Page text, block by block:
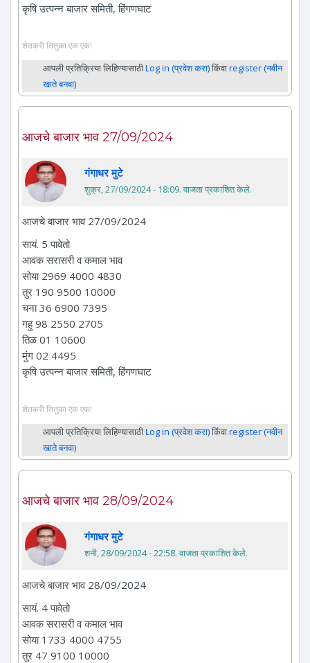
कृषि उत्पन्न बाजार समिती, हिंगणघाट
शेतकरी तितुका एक एक!
आपली प्रतिक्रिया लिहिण्यासाठीLog in (प्रवेश करा)किंवाregister (नवीन
खाते बनवा)
आजचे बाजार भाव 27/09/2024
गंगाधर मुटे
शुक्र, 27/09/2024 - 18:09. वाजता प्रकाशित केले.
आजचे बाजार भाव 27/09/2024
सायं. 5 पावेतो
आवक सरासरी व कमाल भाव
सोया 2969 4000 4830
तुर 190 9500 10000
चना 36 6900 7395
गहु 98 2550 2705
तिळ 01 10600
मुंग 02 4495
कृषि उत्पन्न बाजार समिती, हिंगणघाट
शेतकरी तितुका एक एक!
आपली प्रतिक्रिया लिहिण्यासाठीLog in (प्रवेश करा)किंवाregister (नवीन
खाते बनवा)
आजचे बाजार भाव 28/09/2024
गंगाधर मुटे
शनी, 28/09/2024 - 22:58. वाजता प्रकाशित केले.
आजचे बाजार भाव 28/09/2024
सायं. 4 पावेतो
आवक सरासरी व कमाल भाव
सोया 1733 4000 4755
तुर 47 9100 10000